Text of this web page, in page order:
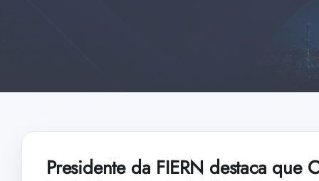
Presidente da FIERN destaca